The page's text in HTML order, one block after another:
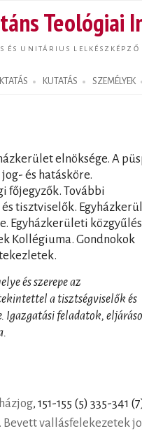
Teológiai
ÉS UNITÁRIUS LELKÉSZKÉPZŐ
KUTATÁS SZEMÉLYEK
elnöksége. A
és hatásköre.
főjegyzők. További
tisztviselők.
Egyházkerületi közgyűlés
Kollégiuma. Gondnokok
és szerepe az
a tisztségviselők és
Igazgatási feladatok,
, 151-155 (5) 335-341
Bevett vallásfelekezetek